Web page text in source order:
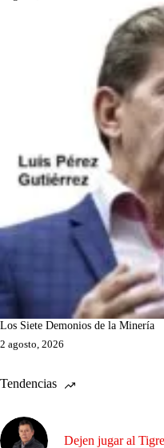
Los Siete Demonios de la Minería
2 agosto, 2026
Tendencias
Dejen jugar al Tigre